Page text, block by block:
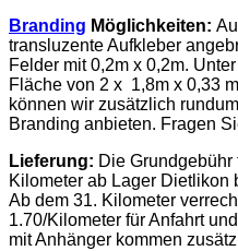
Branding Möglichkeiten:
transluzente Aufkleber
Felder mit 0,2m x 0,2m.
Fläche von 2 x 1,8m x 0,33
können wir zusätzlich
Branding anbieten. Fragen
Lieferung: Die
Kilometer ab Lager Dietlikon
Ab dem 31. Kilometer
1.70/Kilometer für Anfahrt
mit Anhänger kommen